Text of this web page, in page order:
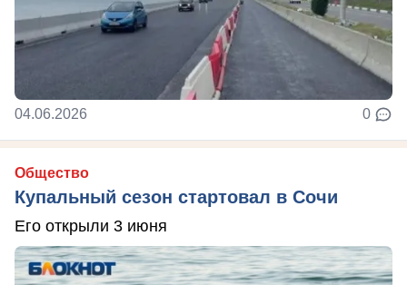
04.06.2026 0
Общество
Купальный сезон стартовал в Сочи
Его открыли 3 июня